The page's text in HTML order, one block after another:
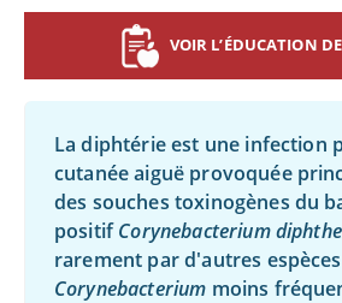
VOIR L’ÉDUCATION
La diphtérie est une infection
cutanée aiguë provoquée
des souches toxinogènes du
positifCorynebacterium
rarement par d'autres
Corynebacterium moins